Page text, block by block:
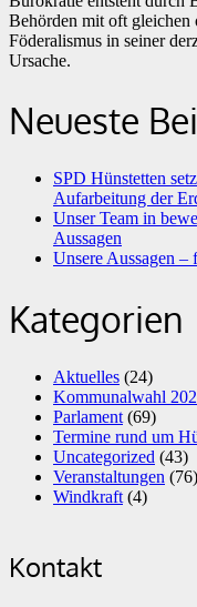
Behörden mit oft gleichen
Föderalismus in seiner
Ursache.
Neueste
SPD Hünstetten
Aufarbeitung der
Unser Team in
Aussagen
Unsere Aussagen
Kategorien
Aktuelles (24)
Kommunalwahl
Parlament (69)
Termine rund um
Uncategorized (43)
Veranstaltungen (76)
Windkraft (4)
Kontakt